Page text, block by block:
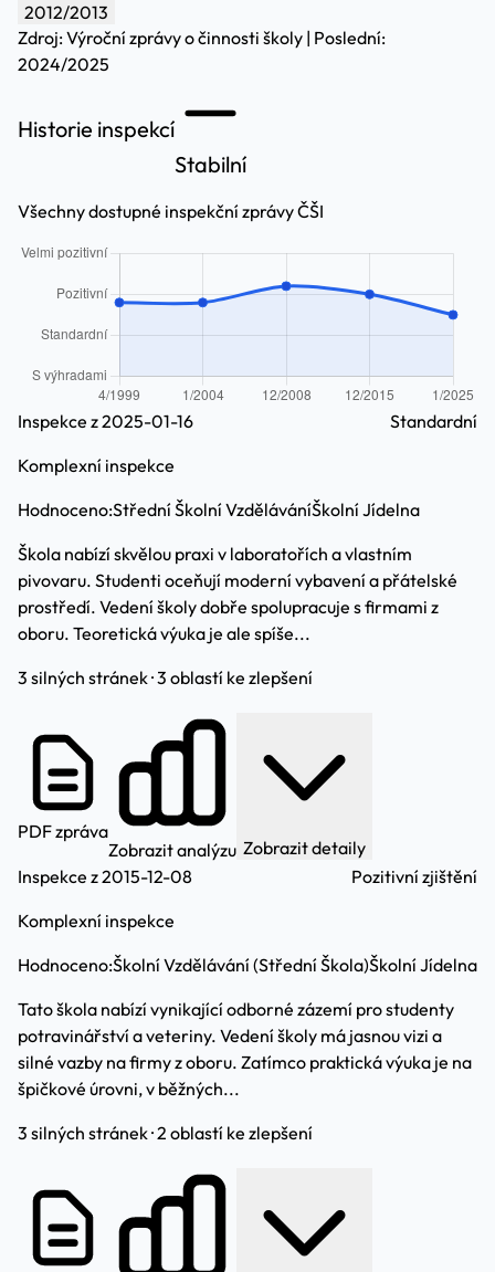
2012/2013
Zdroj: Výroční zprávy o činnosti školy | Poslední:
2024/2025
Historie inspekcí
Stabilní
Všechny dostupné inspekční zprávy ČŠI
Inspekce z 2025-01-16
Komplexní inspekce
Standardní
Hodnoceno:Střední Školní VzděláváníŠkolní Jídelna
Škola nabízí skvělou praxi v laboratořích a vlastním
pivovaru. Studenti oceňují moderní vybavení a přátelské
prostředí. Vedení školy dobře spolupracuje s firmami z
oboru. Teoretická výuka je ale spíše...
3 silných stránek · 3 oblastí ke zlepšení
PDF zpráva
Zobrazit analýzu Zobrazit detaily
Inspekce z 2015-12-08
Komplexní inspekce
Pozitivní zjištění
Hodnoceno:Školní Vzdělávání (Střední Škola)Školní Jídelna
Tato škola nabízí vynikající odborné zázemí pro studenty
potravinářství a veteriny. Vedení školy má jasnou vizi a
silné vazby na firmy z oboru. Zatímco praktická výuka je na
špičkové úrovni, v běžných...
3 silných stránek · 2 oblastí ke zlepšení